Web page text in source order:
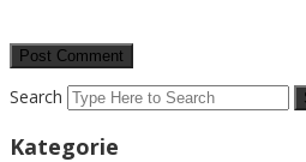
Search
Kategorie